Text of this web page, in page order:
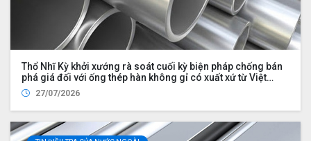
Thổ Nhĩ Kỳ khởi xướng rà soát cuối kỳ biện pháp chống bán
phá giá đối với ống thép hàn không gỉ có xuất xứ từ Việt
Nam27/07/2026